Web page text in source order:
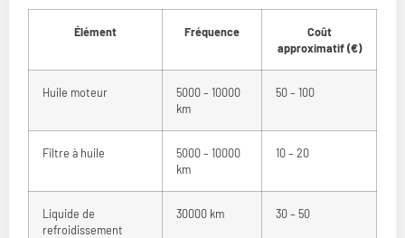
Élément Fréquence
Coût
approximatif (€)
Huile moteur
5000 – 10000
km
50 – 100
Filtre à huile
5000 – 10000
km
10 – 20
Liquide de
refroidissement
30000 km 30 – 50